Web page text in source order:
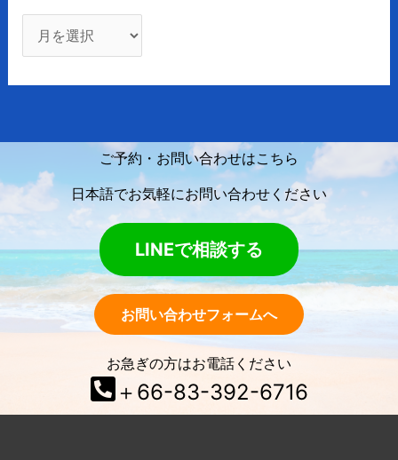
ご予約・お問い合わせはこちら
日本語でお気軽にお問い合わせください
LINEで相談する
お問い合わせフォームへ
お急ぎの方はお電話ください
＋66-83-392-6716